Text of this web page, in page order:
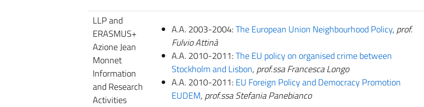
LLP and
ERASMUS+
Azione Jean
Monnet
Information
and Research
Activities
A.A. 2003-2004:The European Union Neighbourhood Policy, prof.
Fulvio Attinà
A.A. 2010-2011:The EU policy on organised crime between
Stockholm and Lisbon, prof.ssa Francesca Longo
A.A. 2010-2011: EU Foreign Policy and Democracy Promotion
EUDEM, prof.ssa Stefania Panebianco